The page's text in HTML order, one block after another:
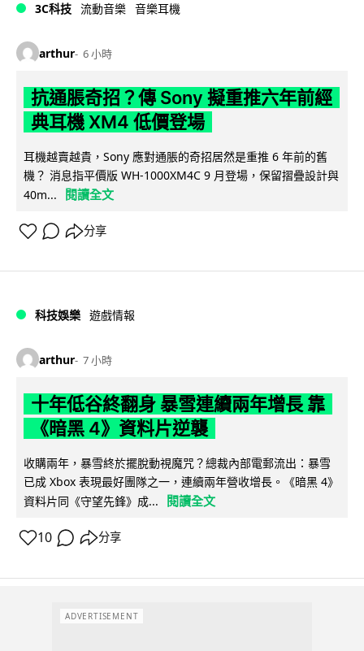
3C科技 流動音樂 音樂耳機
arthur 6 小時
抗通脹奇招？傳 Sony 擬重推六年前經
典耳機 XM4 低價登場
耳機越賣越貴，Sony 應對通脹的奇招居然是重推 6 年前的舊
機？ 消息指平價版 WH-1000XM4C 9 月登場，保留摺疊設計與
40m...
閱讀全文
分享
科技娛樂 遊戲情報
arthur 7 小時
十年低谷終翻身 暴雪連續兩年增長 靠
《暗黑 4》資料片逆襲
收購兩年，暴雪終於擺脫動視魔咒？總裁內部電郵流出：暴雪
已成 Xbox 表現最好團隊之一，連續兩年營收增長。《暗黑 4》
資料片同《守望先鋒》成...
閱讀全文
10 分享
ADVERTISEMENT